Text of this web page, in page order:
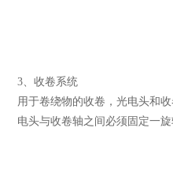
3、收卷系统
用于卷绕物的收卷，光电头和
电头与收卷轴之间必须固定一